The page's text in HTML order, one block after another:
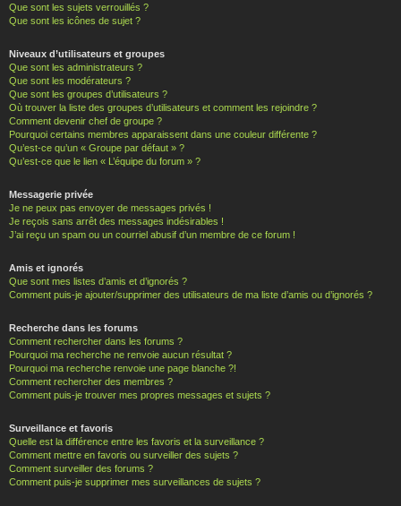
Que sont les sujets verrouillés ?
Que sont les icônes de sujet ?
Niveaux d’utilisateurs et groupes
Que sont les administrateurs ?
Que sont les modérateurs ?
Que sont les groupes d’utilisateurs ?
Où trouver la liste des groupes d’utilisateurs et comment les rejoindre ?
Comment devenir chef de groupe ?
Pourquoi certains membres apparaissent dans une couleur différente ?
Qu’est-ce qu’un « Groupe par défaut » ?
Qu’est-ce que le lien « L’équipe du forum » ?
Messagerie privée
Je ne peux pas envoyer de messages privés !
Je reçois sans arrêt des messages indésirables !
J’ai reçu un spam ou un courriel abusif d’un membre de ce forum !
Amis et ignorés
Que sont mes listes d’amis et d’ignorés ?
Comment puis-je ajouter/supprimer des utilisateurs de ma liste d’amis ou d’ignorés ?
Recherche dans les forums
Comment rechercher dans les forums ?
Pourquoi ma recherche ne renvoie aucun résultat ?
Pourquoi ma recherche renvoie une page blanche ?!
Comment rechercher des membres ?
Comment puis-je trouver mes propres messages et sujets ?
Surveillance et favoris
Quelle est la différence entre les favoris et la surveillance ?
Comment mettre en favoris ou surveiller des sujets ?
Comment surveiller des forums ?
Comment puis-je supprimer mes surveillances de sujets ?